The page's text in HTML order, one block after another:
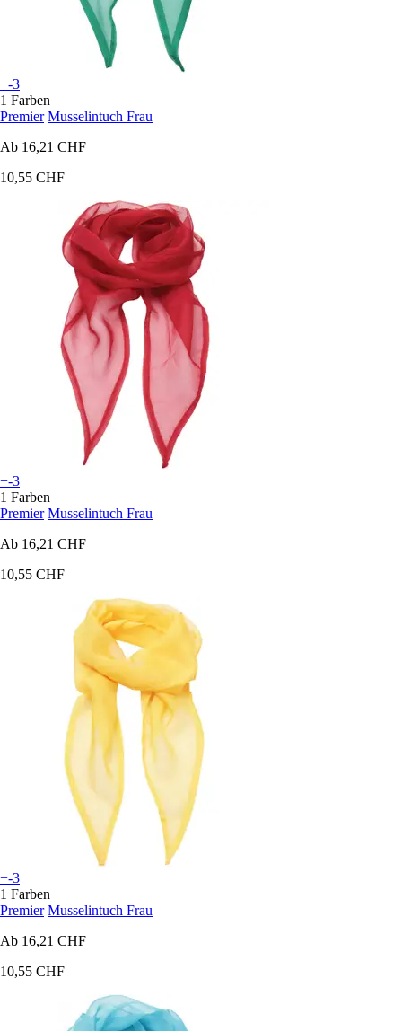
+-3
1 Farben
Premier Musselintuch Frau
Ab 16,21 CHF
10,55 CHF
+-3
1 Farben
Premier Musselintuch Frau
Ab 16,21 CHF
10,55 CHF
+-3
1 Farben
Premier Musselintuch Frau
Ab 16,21 CHF
10,55 CHF